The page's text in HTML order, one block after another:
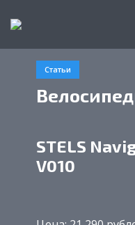
Статьи
STELS
V010